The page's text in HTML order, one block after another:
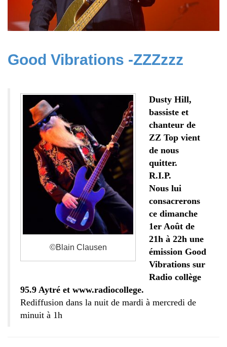
Good Vibrations -ZZZzzz
©Blain Clausen
Dusty Hill,
bassiste et
chanteur de
ZZ Top vient
de nous
quitter.
R.I.P.
Nous lui
consacrerons
ce dimanche
1er Août de
21h à 22h une
émission Good
Vibrations sur
Radio collège
95.9 Aytré et www.radiocollege.
Rediffusion dans la nuit de mardi à mercredi de
minuit à 1h